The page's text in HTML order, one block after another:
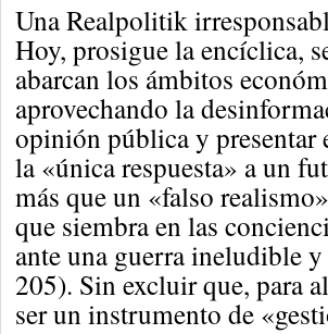
Una Realpolitik
Hoy, prosigue la encíclica,
abarcan los ámbitos
aprovechando la
opinión pública y
la «única respuesta» a un
más que un «falso
que siembra en las
ante una guerra ineludible
205). Sin excluir que, para
ser un instrumento de